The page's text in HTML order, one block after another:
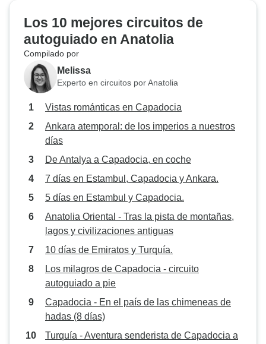
Los 10 mejores circuitos de
autoguiado en Anatolia
Compilado por
Melissa
Experto en circuitos por Anatolia
Vistas románticas en Capadocia
Ankara atemporal: de los imperios a nuestros
días
De Antalya a Capadocia, en coche
7 días en Estambul, Capadocia y Ankara.
5 días en Estambul y Capadocia.
Anatolia Oriental - Tras la pista de montañas,
lagos y civilizaciones antiguas
10 días de Emiratos y Turquía.
Los milagros de Capadocia - circuito
autoguiado a pie
Capadocia - En el país de las chimeneas de
hadas (8 días)
Turquía - Aventura senderista de Capadocia a